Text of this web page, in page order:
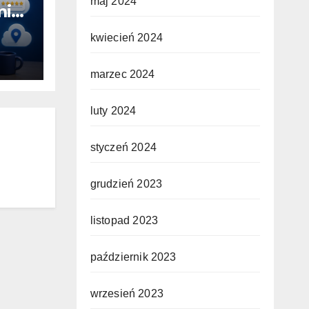
kwiecień 2024
marzec 2024
luty 2024
styczeń 2024
grudzień 2023
listopad 2023
październik 2023
wrzesień 2023